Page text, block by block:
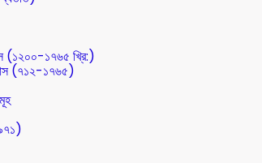
(১২০০-১৭৬৫ খ্রি:)
(৭১২-১৭৬৫)